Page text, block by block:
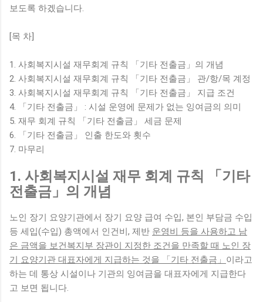
보도록 하겠습니다.
[목 차]
1. 사회복지시설 재무회계 규칙 「기타 전출금」의 개념
2. 사회복지시설 재무회계 규칙 「기타 전출금」 관/항/목 계정
3. 사회복지시설 재무회계 규칙 「기타 전출금」 지급 조건
4. 「기타 전출금」 : 시설 운영에 문제가 없는 잉여금의 의미
5. 재무 회계 규칙 「기타 전출금」 세금 문제
6. 「기타 전출금」 인출 한도와 횟수
7. 마무리
1. 사회복지시설 재무 회계 규칙 「기타
전출금」의 개념
노인 장기 요양기관에서 장기 요양 급여 수입, 본인 부담금 수입
등 세입(수입) 총액에서 인건비, 제반 운영비 등을 사용하고 남
은 금액을 보건복지부 장관이 지정한 조건을 만족할 때 노인 장
기 요양기관 대표자에게 지급하는 것을 「기타 전출금」 이라고
하는 데 통상 시설이나 기관의 잉여금을 대표자에게 지급한다
고 보면 됩니다.